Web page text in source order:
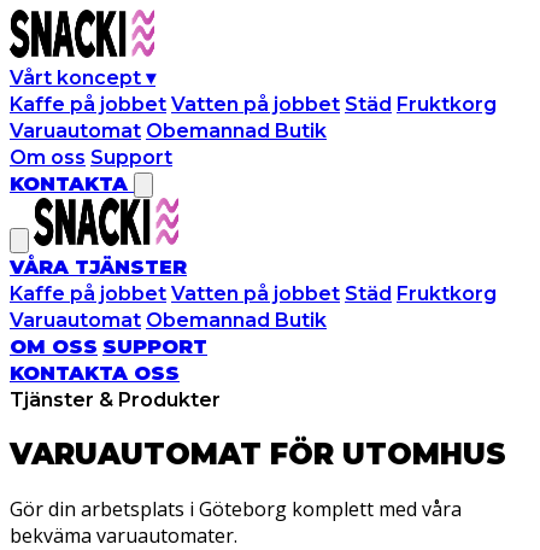
Vårt koncept ▾
Kaffe på jobbet Vatten på jobbet Städ Fruktkorg
Varuautomat Obemannad Butik
Om oss Support
KONTAKTA
VÅRA TJÄNSTER
Kaffe på jobbet Vatten på jobbet Städ Fruktkorg
Varuautomat Obemannad Butik
OM OSS SUPPORT
KONTAKTA OSS
Tjänster & Produkter
VARUAUTOMAT FÖR UTOMHUS
Gör din arbetsplats i Göteborg komplett med våra
bekväma varuautomater.